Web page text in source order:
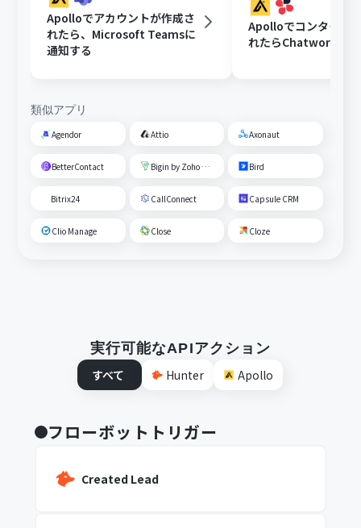
Apolloでアカウントが作成さ
れたら、Microsoft Teamsに
通知する
Apolloでコンタクト
れたらChatworkに
類似アプリ
Agendor Attio Axonaut
BetterContact Bigin by Zoho CRM Bird
Bitrix24 CallConnect Capsule CRM
Clio Manage Close Cloze
実行可能なAPIアクション
すべて
Hunter Apollo
フローボットトリガー
Created Lead